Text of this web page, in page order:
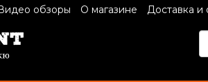
обзоры О магазине Доставка и